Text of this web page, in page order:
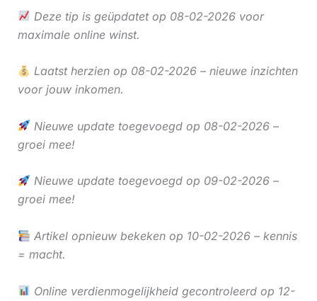
Deze tip is geüpdatet op 08-02-2026 voor
maximale online winst.
Laatst herzien op 08-02-2026 – nieuwe inzichten
voor jouw inkomen.
Nieuwe update toegevoegd op 08-02-2026 –
groei mee!
Nieuwe update toegevoegd op 09-02-2026 –
groei mee!
Artikel opnieuw bekeken op 10-02-2026 – kennis
= macht.
Online verdienmogelijkheid gecontroleerd op 12-